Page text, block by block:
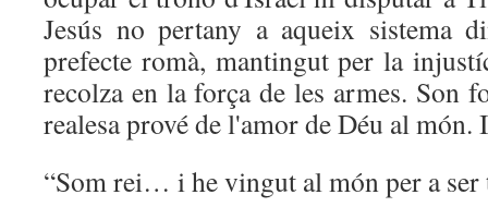
Jesús no pertany a aqueix sistema
prefecte romà, mantingut per la
recolza en la força de les armes. Son
realesa prové de l'amor de Déu al món.
“Som rei… i he vingut al món per a